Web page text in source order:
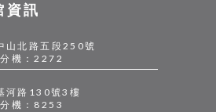
資訊
山北路五段250號
機：2272
河路130號3樓
機：8253